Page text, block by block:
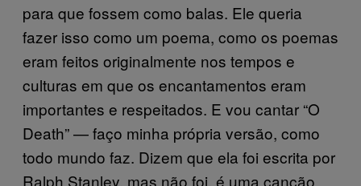
para que fossem como balas. Ele queria
fazer isso como um poema, como os poemas
eram feitos originalmente nos tempos e
culturas em que os encantamentos eram
importantes e respeitados. E vou cantar “O
Death” — faço minha própria versão, como
todo mundo faz. Dizem que ela foi escrita por
Ralph Stanley, mas não foi, é uma canção